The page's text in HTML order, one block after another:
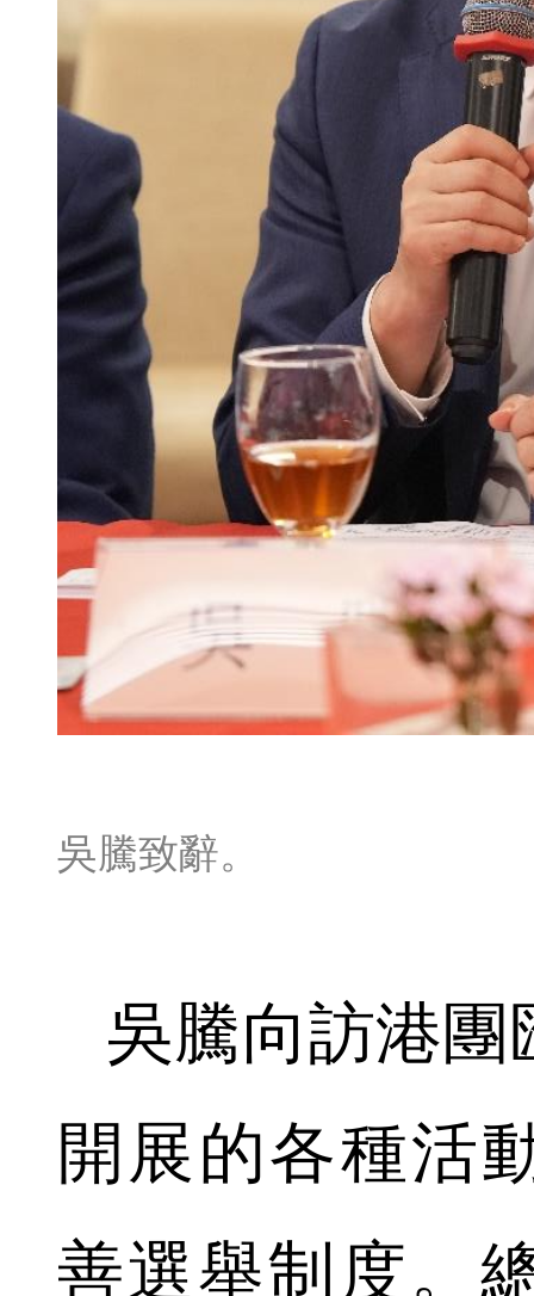
吳騰致辭。
吳騰向訪港團
開展的各種活
善選舉制度。